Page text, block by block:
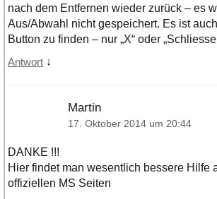
nach dem Entfernen wieder zurück – es
Aus/Abwahl nicht gespeichert. Es ist auch
Button zu finden – nur „X“ oder
Antwort ↓
Martin
17. Oktober 2014 um 20:44
DANKE !!!
Hier findet man wesentlich bessere Hilfe
offiziellen MS Seiten